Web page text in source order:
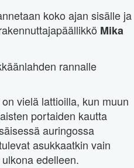
koko ajan sisälle ja
Mika
rannalle
vielä lattioilla, kun muun
portaiden kautta
auringossa
asukkaatkin vain
edelleen.